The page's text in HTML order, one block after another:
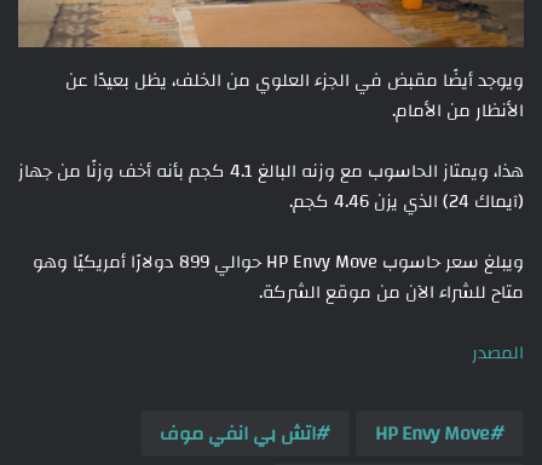
ويوجد أيضًا مقبض في الجزء العلوي من الخلف، يظل بعيدًا عن
الأنظار من الأمام.
هذا، ويمتاز الحاسوب مع وزنه البالغ 4.1 كجم بأنه أخف وزنًا من جهاز
(آيماك 24) الذي يزن 4.46 كجم.
ويبلغ سعر حاسوب HP Envy Move حوالي 899 دولارًا أمريكيًا وهو
متاح للشراء الآن من موقع الشركة.
المصدر
HP Envy Move
اتش بي انفي موف